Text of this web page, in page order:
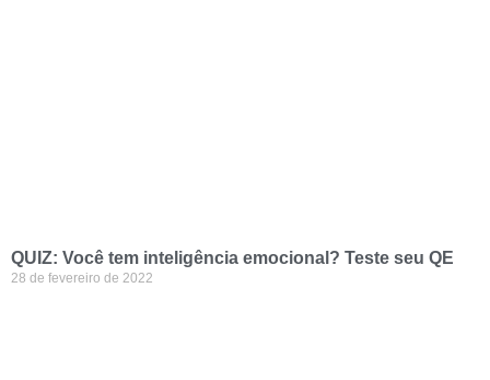
QUIZ: Você tem inteligência emocional? Teste seu QE
28 de fevereiro de 2022